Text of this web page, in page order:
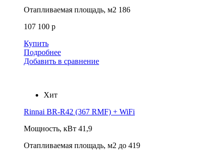
Отапливаемая площадь, м2 186
107 100 р
Купить
Подробнее
Добавить в сравнение
Хит
Rinnai BR-R42 (367 RMF) + WiFi
Мощность, кВт 41,9
Отапливаемая площадь, м2 до 419